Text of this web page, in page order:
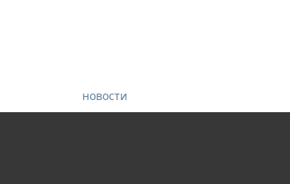
новости